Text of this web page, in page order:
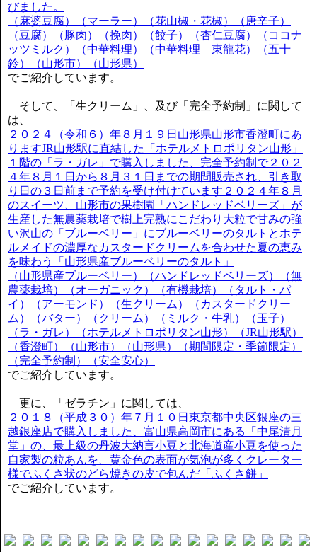
びました。
（麻婆豆腐）（マーラー）（花山椒・花椒）（唐辛子）
（豆腐）（豚肉）（挽肉）（餃子）（杏仁豆腐）（ココナ
ッツミルク）（中華料理）（中華料理 東龍花）（五十
鈴）（山形市）（山形県）
でご紹介しています。
そして、「生クリーム」、及び「完全予約制」に関して
は、
２０２４（令和６）年８月１９日山形県山形市香澄町にあ
りますJR山形駅に直結した「ホテルメトロポリタン山形」
１階の「ラ・ガレ」で購入しました、完全予約制で２０２
４年８月１日から８月３１日までの期間販売され、引き取
り日の３日前まで予約を受け付けています２０２４年８月
のスイーツ、山形市の果樹園「ハンドレッドベリーズ」が
生産した無農薬栽培で樹上完熟にこだわり大粒で甘みの強
い沢山の「ブルーベリー」にブルーベリーのタルトとホテ
ルメイドの濃厚なカスタードクリームを合わせた夏の恵み
を味わう「山形県産ブルーベリーのタルト」
（山形県産ブルーベリー）（ハンドレッドベリーズ）（無
農薬栽培）（オーガニック）（有機栽培）（タルト・パ
イ）（アーモンド）（生クリーム）（カスタードクリー
ム）（バター）（クリーム）（ミルク・牛乳）（玉子）
（ラ・ガレ）（ホテルメトロポリタン山形）（JR山形駅）
（香澄町）（山形市）（山形県）（期間限定・季節限定）
（完全予約制）（安全安心）
でご紹介しています。
更に、「ゼラチン」に関しては、
２０１８（平成３０）年７月１０日東京都中央区銀座の三
越銀座店で購入しました、富山県高岡市にある「中尾清月
堂」の、最上級の丹波大納言小豆と北海道産小豆を使った
自家製の粒あんを、黄金色の表面が気泡が多くクレーター
様でふくさ状のどら焼きの皮で包んだ「ふくさ餅」
でご紹介しています。